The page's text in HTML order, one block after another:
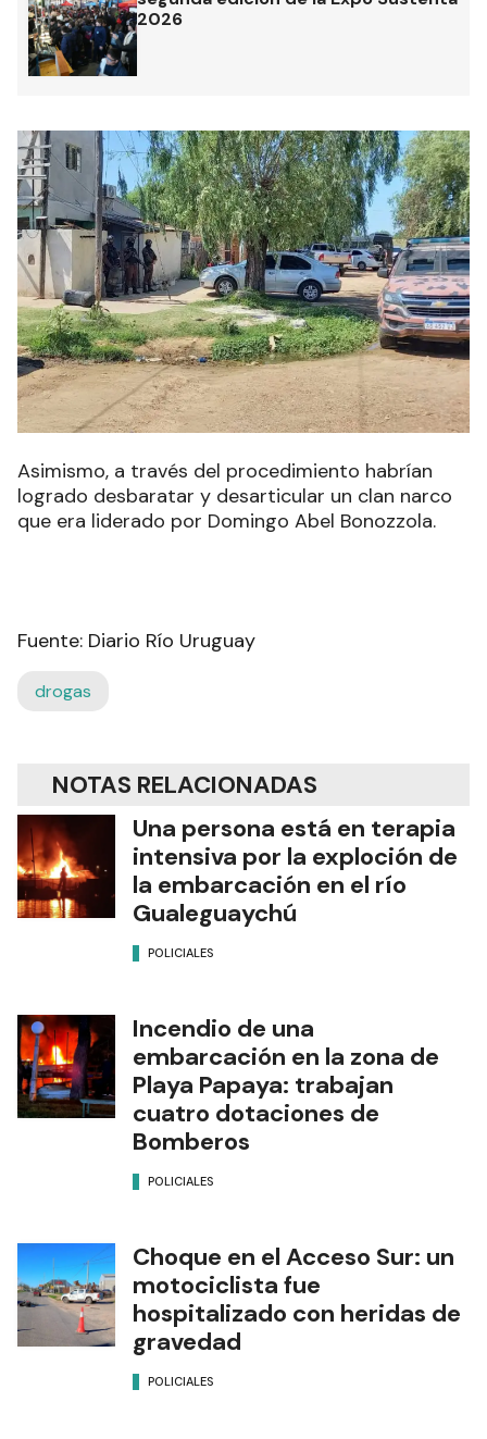
2026
Asimismo, a través del procedimiento habrían
logrado desbaratar y desarticular un clan narco
que era liderado por Domingo Abel Bonozzola.
Fuente: Diario Río Uruguay
drogas
NOTAS RELACIONADAS
Una persona está en terapia
intensiva por la exploción de
la embarcación en el río
Gualeguaychú
POLICIALES
Incendio de una
embarcación en la zona de
Playa Papaya: trabajan
cuatro dotaciones de
Bomberos
POLICIALES
Choque en el Acceso Sur: un
motociclista fue
hospitalizado con heridas de
gravedad
POLICIALES